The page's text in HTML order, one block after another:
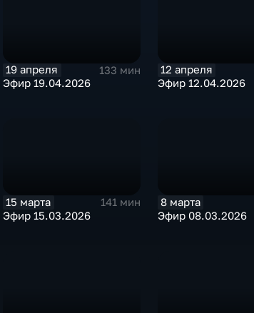
19 апреля
133 мин
Эфир 19.04.2026
12 апреля
Эфир 12.04.2026
15 марта
141 мин
Эфир 15.03.2026
8 марта
Эфир 08.03.2026